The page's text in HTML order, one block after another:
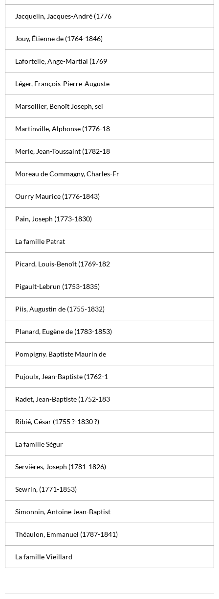
Jacquelin, Jacques-André (1776
Jouy, Étienne de (1764-1846)
Lafortelle, Ange-Martial (1769
Léger, François-Pierre-Auguste
Marsollier, Benoît Joseph, sei
Martinville, Alphonse (1776-18
Merle, Jean-Toussaint (1782-18
Moreau de Commagny, Charles-Fr
Ourry Maurice (1776-1843)
Pain, Joseph (1773-1830)
La famille Patrat
Picard, Louis-Benoît (1769-182
Pigault-Lebrun (1753-1835)
Piis, Augustin de (1755-1832)
Planard, Eugène de (1783-1853)
Pompigny. Baptiste Maurin de
Pujoulx, Jean-Baptiste (1762-1
Radet, Jean-Baptiste (1752-183
Ribié, César (1755 ?-1830 ?)
La famille Ségur
Servières, Joseph (1781-1826)
Sewrin, (1771-1853)
Simonnin, Antoine Jean-Baptist
Théaulon, Emmanuel (1787-1841)
La famille Vieillard